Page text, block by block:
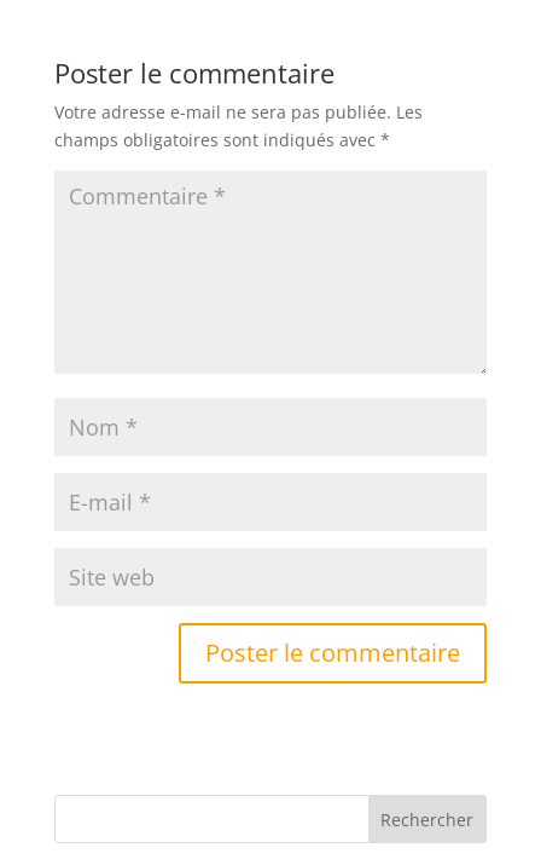
Poster le commentaire
Votre adresse e-mail ne sera pas publiée. Les
champs obligatoires sont indiqués avec *